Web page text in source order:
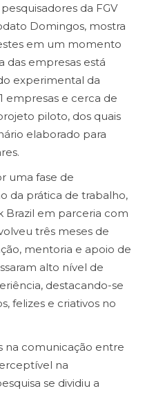
da FGV
Domingos, mostra
em um momento
das empresas está
experimental da
empresas e cerca de
piloto, dos quais
elaborado para
uma fase de
da prática de trabalho,
Brazil em parceria com
três meses de
mentoria e apoio de
alto nível de
destacando-se
felizes e criativos no
na comunicação entre
na
se dividiu a